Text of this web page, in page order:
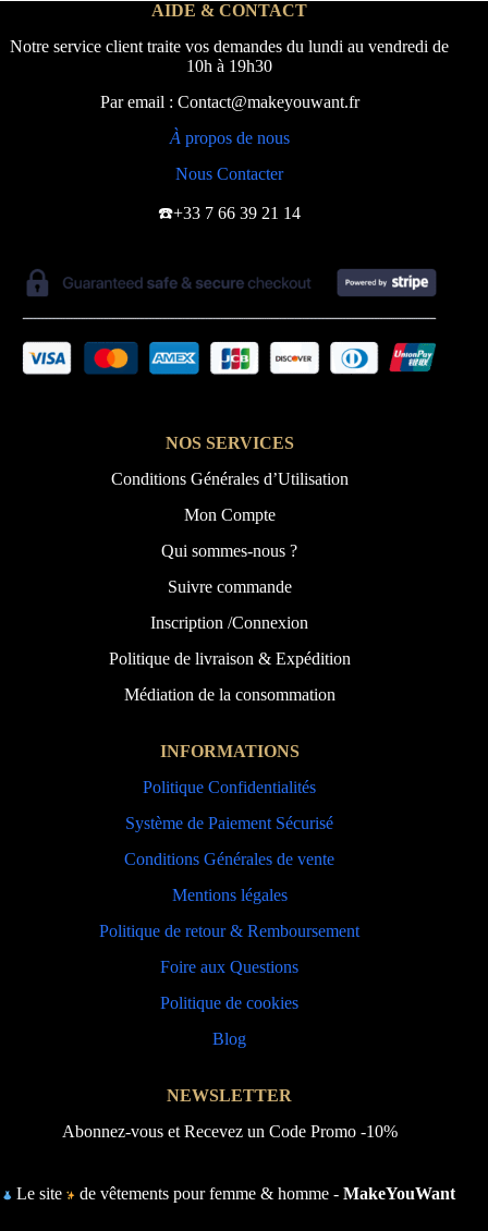
AIDE & CONTACT
Notre service client traite vos demandes du lundi au vendredi de
10h à 19h30
Par email : Contact@makeyouwant.fr
À propos de nous
Nous Contacter
☎️+33 7 66 39 21 14
NOS SERVICES
Conditions Générales d’Utilisation
Mon Compte
Qui sommes-nous ?
Suivre commande
Inscription /Connexion
Politique de livraison & Expédition
Médiation de la consommation
INFORMATIONS
Politique Confidentialités
Système de Paiement Sécurisé
Conditions Générales de vente
Mentions légales
Politique de retour & Remboursement
Foire aux Questions
Politique de cookies
Blog
NEWSLETTER
Abonnez-vous et Recevez un Code Promo -10%
Le site de vêtements pour femme & homme -MakeYouWant